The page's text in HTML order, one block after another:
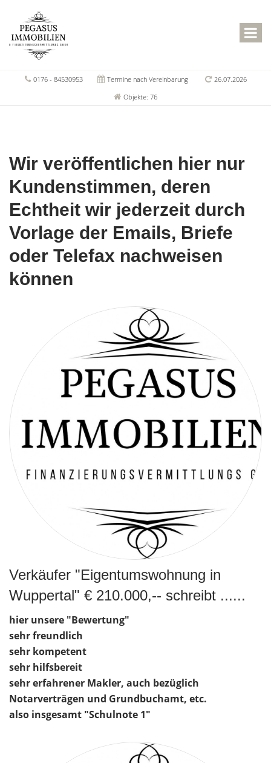
0176 - 84530953 Termine nach Vereinbarung
26.07.2026
Objekte: 76
Wir veröffentlichen hier nur
Kundenstimmen, deren
Echtheit wir jederzeit durch
Vorlage der Emails, Briefe
oder Telefax nachweisen
können
Verkäufer "Eigentumswohnung in
Wuppertal" € 210.000,-- schreibt ......
hier unsere "Bewertung"
sehr freundlich
sehr kompetent
sehr hilfsbereit
sehr erfahrener Makler, auch bezüglich
Notarverträgen und Grundbuchamt, etc.
also insgesamt "Schulnote 1"